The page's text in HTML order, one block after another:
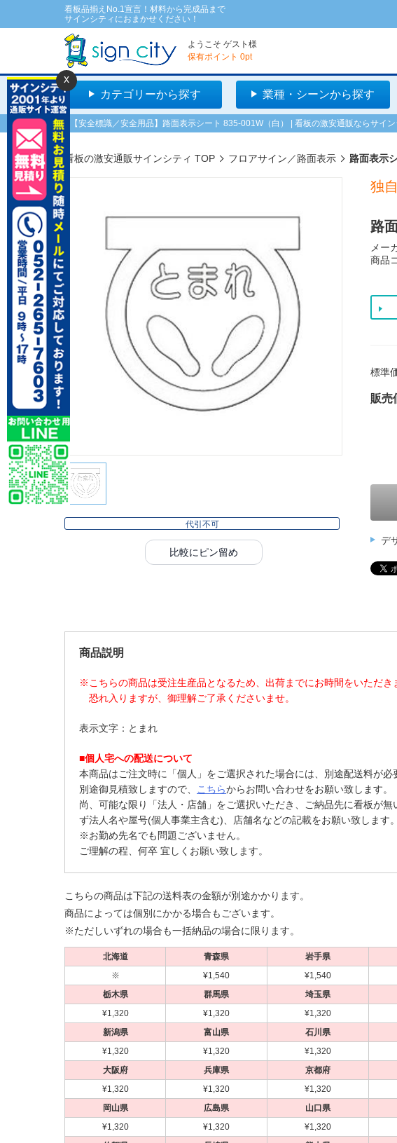
看板品揃えNo.1宣言！材料から完成品まで
サインシティにおまかせください！
ようこそ ゲスト 様
保有ポイント 0pt
カテゴリーから探す 業種・シーンから探す
【安全標識／安全用品】路面表示シート 835-001W（白） | 看板の激安通販ならサイン
看板の激安通販サインシティ TOP フロアサイン／路面表示 路面表示
代引不可
比較にピン留め
独
路
メー
商品
標準
販売
デ
商品説明
※こちらの商品は受注生産品となるため、出荷までにお時間をいただき
恐れ入りますが、御理解ご了承くださいませ。
表示文字：とまれ
■個人宅への配送について
本商品はご注文時に「個人」をご選択された場合には、別途配送料が必
別途御見積致しますので、
こちらからお問い合わせをお願い致します。
尚、可能な限り「法人・店舗」をご選択いただき、ご納品先に看板が無
ず法人名や屋号(個人事業主含む)、店舗名などの記載をお願い致します。
※お勤め先名でも問題ございません。
ご理解の程、何卒 宜しくお願い致します。
こちらの商品は下記の送料表の金額が別途かかります。
商品によっては個別にかかる場合もございます。
※ただしいずれの場合も一括納品の場合に限ります。
北海道 青森県 岩手県
※
¥1,540 ¥1,540
栃木県
群馬県 埼玉県
¥1,320
¥1,320 ¥1,320
新潟県
富山県 石川県
¥1,320
¥1,320 ¥1,320
大阪府
兵庫県 京都府
¥1,320
¥1,320 ¥1,320
岡山県
広島県 山口県
¥1,320
¥1,320 ¥1,320
x